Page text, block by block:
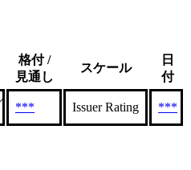
格付 /
見通し
スケール
日
付
*** Issuer Rating ***